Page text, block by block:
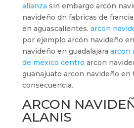
alianza sin embargo arcón
navideño dn fabricas de
en aguascalientes. arcon
por ejemplo arcón navideño
navideño en guadalajara arcon
de mexico centro arcon
guanajuato arcon navideño en
consecuencia.
ARCON
ALANIS